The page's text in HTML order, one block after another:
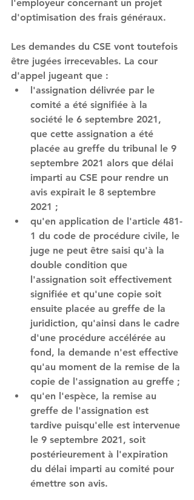
l'employeur concernant un projet
d'optimisation des frais généraux.
Les demandes du CSE vont toutefois
être jugées irrecevables. La cour
d'appel jugeant que :
l'assignation délivrée par le
comité a été signifiée à la
société le 6 septembre 2021,
que cette assignation a été
placée au greffe du tribunal le 9
septembre 2021 alors que délai
imparti au CSE pour rendre un
avis expirait le 8 septembre
2021 ;
qu'en application de l'article 481-
1 du code de procédure civile, le
juge ne peut être saisi qu'à la
double condition que
l'assignation soit effectivement
signifiée et qu'une copie soit
ensuite placée au greffe de la
juridiction, qu'ainsi dans le cadre
d'une procédure accélérée au
fond, la demande n'est effective
qu'au moment de la remise de la
copie de l'assignation au greffe ;
qu'en l'espèce, la remise au
greffe de l'assignation est
tardive puisqu'elle est intervenue
le 9 septembre 2021, soit
postérieurement à l'expiration
du délai imparti au comité pour
émettre son avis.